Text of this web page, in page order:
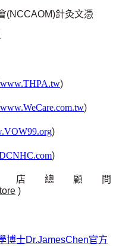
(NCCAOM)針灸文憑
www.THPA.tw)
www.WeCare.com.tw)
)
)
總顧問
)
博士Dr.JamesChen官方